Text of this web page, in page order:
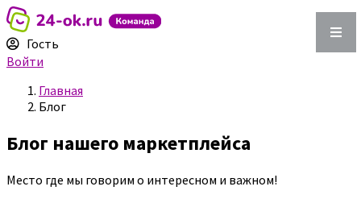
Гость
Войти
Главная
Блог
Блог нашего маркетплейса
Место где мы говорим о интересном и важном!